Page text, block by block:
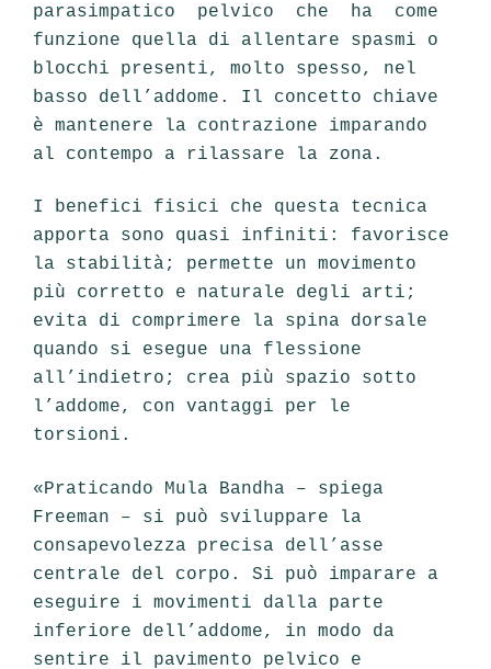
parasimpatico pelvico che ha come
funzione quella di allentare spasmi o
blocchi presenti, molto spesso, nel
basso dell’addome. Il concetto chiave
è mantenere la contrazione imparando
al contempo a rilassare la zona.
I benefici fisici che questa tecnica
apporta sono quasi infiniti: favorisce
la stabilità; permette un movimento
più corretto e naturale degli arti;
evita di comprimere la spina dorsale
quando si esegue una flessione
all’indietro; crea più spazio sotto
l’addome, con vantaggi per le
torsioni.
«Praticando Mula Bandha – spiega
Freeman – si può sviluppare la
consapevolezza precisa del­l’asse
centrale del corpo. Si può imparare a
eseguire i movimenti dalla parte
inferiore dell’addome, in modo da
sentire il pavimento pelvico e